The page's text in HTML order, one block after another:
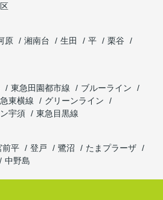
原 湘南台 生田 平
栗谷
東急田園都市線
ブルーライン
東横線
グリーンライン
宇須
東急目黒線
前平 登戸 鷺沼
たまプラーザ
中野島